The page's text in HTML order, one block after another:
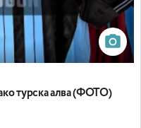
турска алва (ФОТО)